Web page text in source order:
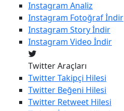
Instagram Analiz
Instagram Fotoğraf İndir
Instagram Story İndir
Instagram Video İndir
Twitter Araçları
TwitterTakipçi Hilesi
Twitter Beğeni Hilesi
Twitter Retweet Hilesi